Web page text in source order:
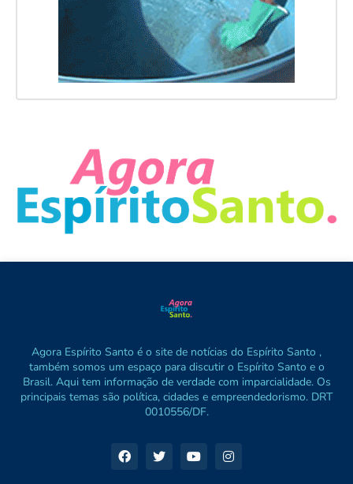
Agora Espírito Santo é o site de notícias do Espírito Santo ,
também somos um espaço para discutir o Espírito Santo e o
Brasil. Aqui tem informação de verdade com imparcialidade. Os
principais temas são política, cidades e empreendedorismo. DRT
0010556/DF.